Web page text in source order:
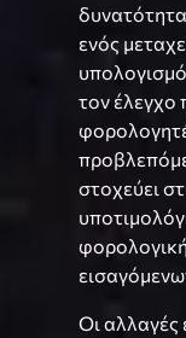
ενός
τον έλεγχο
στοχεύει
Οι αλλαγές